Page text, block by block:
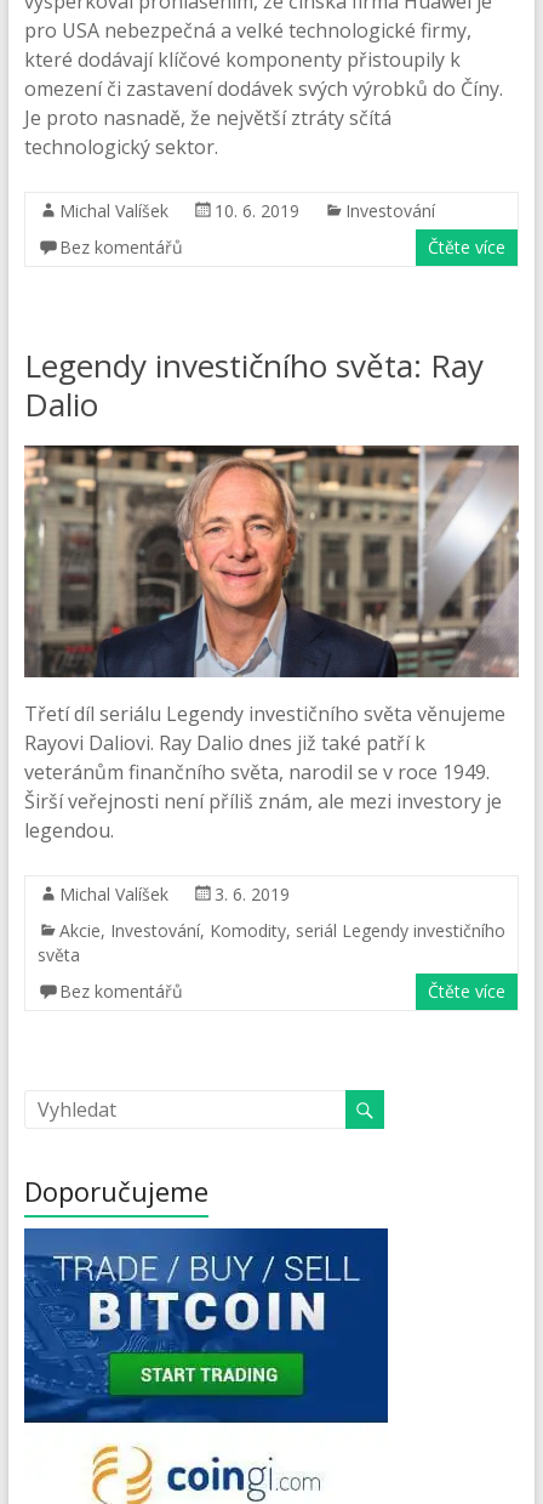
pro USA nebezpečná a velké technologické firmy,
které dodávají klíčové komponenty přistoupily k
omezení či zastavení dodávek svých výrobků do Číny.
Je proto nasnadě, že největší ztráty sčítá
technologický sektor.
Michal Valíšek 10. 6. 2019
Investování
Bez komentářů
Čtěte více
Legendy investičního světa: Ray
Dalio
Třetí díl seriálu Legendy investičního světa věnujeme
Rayovi Daliovi. Ray Dalio dnes již také patří k
veteránům finančního světa, narodil se v roce 1949.
Širší veřejnosti není příliš znám, ale mezi investory je
legendou.
Michal Valíšek
3. 6. 2019
Akcie, Investování, Komodity, seriál Legendy investičního
světa
Bez komentářů
Čtěte více
Doporučujeme